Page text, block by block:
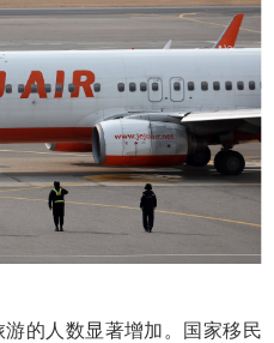
的人数显著增加。国家移民